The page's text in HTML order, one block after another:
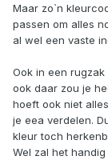
Maar zo`n
passen om alles
al wel een vaste
Ook in een
ook daar zou je
hoeft ook niet
je eea verdelen.
kleur toch
Wel zal het